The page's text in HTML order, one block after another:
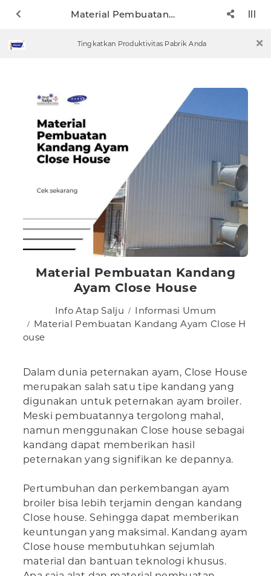
Material Pembuatan Kandang Ayam Close House
Tingkatkan Produktivitas Pabrik Anda
Material Pembuatan Kandang
Ayam Close House
Info Atap Salju
Informasi Umum
Material Pembuatan Kandang Ayam Close H
ouse
Dalam dunia peternakan ayam, Close House
merupakan salah satu tipe kandang yang
digunakan untuk peternakan ayam broiler.
Meski pembuatannya tergolong mahal,
namun menggunakan Close house sebagai
kandang dapat memberikan hasil
peternakan yang signifikan ke depannya.
Pertumbuhan dan perkembangan ayam
broiler bisa lebih terjamin dengan kandang
Close house. Sehingga dapat memberikan
keuntungan yang maksimal. Kandang ayam
Close house membutuhkan sejumlah
material dan bantuan teknologi khusus.